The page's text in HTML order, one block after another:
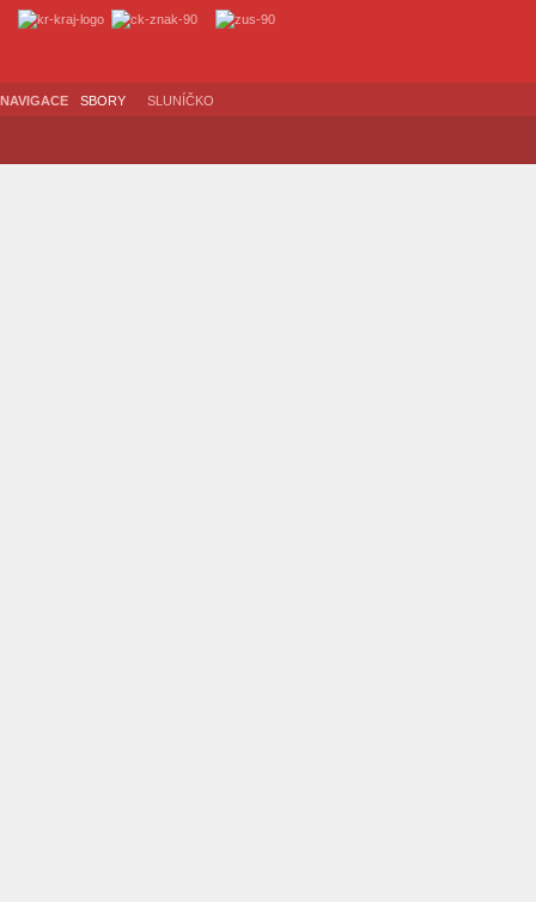
NAVIGACE SBORY SLUNÍČKO